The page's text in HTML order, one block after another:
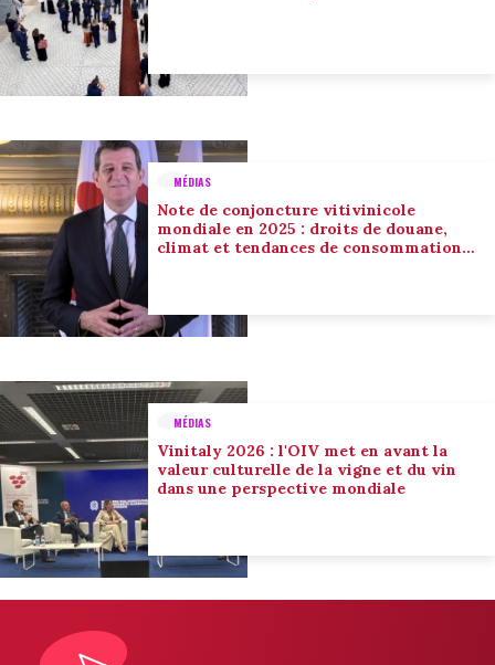
MÉDIAS
Note de conjoncture vitivinicole
mondiale en 2025 : droits de douane,
climat et tendances de consommation
MÉDIAS
Vinitaly 2026 : l'OIV met en avant la
valeur culturelle de la vigne et du vin
dans une perspective mondiale